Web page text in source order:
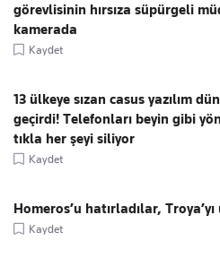
görevlisinin hırsıza süpürgeli
kamerada
Kaydet
13 ülkeye sızan casus yazılım
geçirdi! Telefonları beyin gibi
tıkla her şeyi siliyor
Kaydet
Homeros’u hatırladılar,
Kaydet